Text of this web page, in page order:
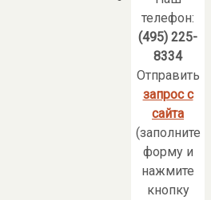
телефон:
(495) 225-
8334
Отправить
запрос с
сайта
(заполните
форму и
нажмите
кнопку